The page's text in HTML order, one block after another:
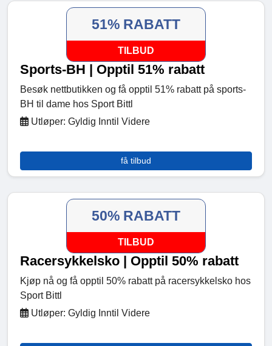
51% RABATT
TILBUD
Sports-BH | Opptil 51% rabatt
Besøk nettbutikken og få opptil 51% rabatt på sports-
BH til dame hos Sport Bittl
Utløper: Gyldig Inntil Videre
få tilbud
50% RABATT
TILBUD
Racersykkelsko | Opptil 50% rabatt
Kjøp nå og få opptil 50% rabatt på racersykkelsko hos
Sport Bittl
Utløper: Gyldig Inntil Videre